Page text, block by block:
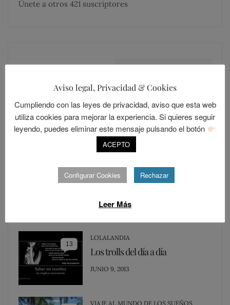
Únete a otros 421 suscriptores
LOLALANDIA
Sevilla, una ciudad cerrada
POSTED
ON
ABRIL 15, 2014
15
LOLALANDIA
Los Resentidos
POSTED
DICIEMBRE 30, 2015
13
LOLALANDIA
Los trolls del día a día
POSTED
JUNIO 9, 2013
VIAJE AL MUNDO DE LOS SUEÑOS
Aviso legal, Privacidad & Cookies
Cumpliendo con las leyes de privacidad, aviso que esta web
utiliza cookies para mejorar la experiencia. Si quieres seguir
leyendo, puedes eliminar este mensaje pulsando el botón
ACEPTO
Configurar Cookies Rechazar
Leer Más